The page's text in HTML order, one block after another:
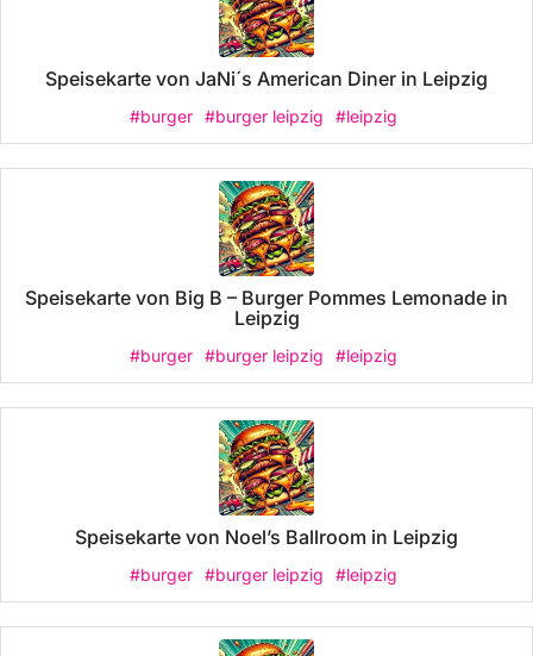
Speisekarte von JaNi´s American Diner in Leipzig
#burger #burger leipzig #leipzig
Speisekarte von Big B – Burger Pommes Lemonade in
Leipzig
#burger #burger leipzig #leipzig
Speisekarte von Noel’s Ballroom in Leipzig
#burger #burger leipzig #leipzig